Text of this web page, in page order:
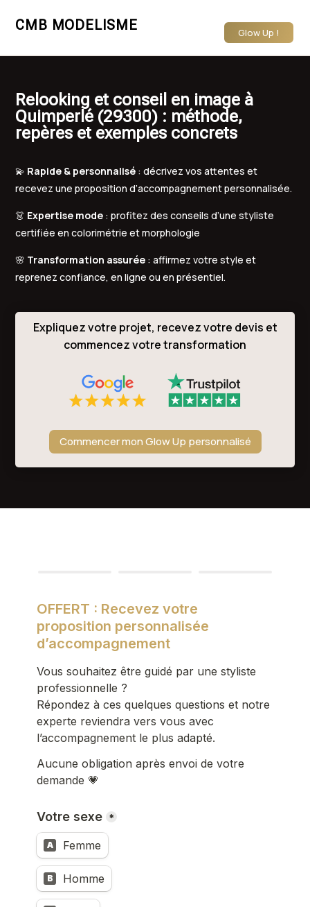
CMB MODELISME Glow Up !
Relooking et conseil en image à
Quimperlé (29300) : méthode,
repères et exemples concrets
💫 Rapide & personnalisé : décrivez vos attentes et
recevez une proposition d’accompagnement personnalisée.
👗 Expertise mode : profitez des conseils d’une styliste
certifiée en colorimétrie et morphologie
🌸 Transformation assurée : affirmez votre style et
reprenez confiance, en ligne ou en présentiel.
Expliquez votre projet, recevez votre devis et
commencez votre transformation
Commencer mon Glow Up personnalisé